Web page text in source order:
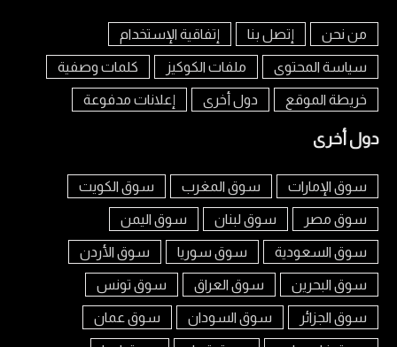
من نحن إتصل بنا إتفاقية الإستخدام
سياسة المحتوى ملفات الكوكيز كلمات وصفية
خريطة الموقع دول أخرى إعلانات مدفوعة
دول أخرى
سوق الإمارات سوق المغرب سوق الكويت
سوق مصر سوق لبنان سوق اليمن
سوق السعودية سوق سوريا سوق الأردن
سوق البحرين سوق العراق سوق تونس
سوق الجزائر سوق السودان سوق عمان